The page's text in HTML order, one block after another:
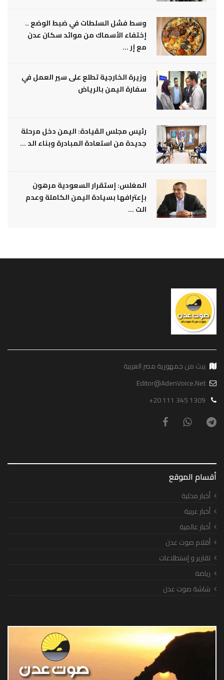
وسط فشل السلطات في ضبط الوضع ..
إختفاء الأسماك من موائد سكان عدن
مع إر ...
وزيرة الخارجية تطلع على سير العمل في
سفارة اليمن بالرياض
رئيس مجلس القيادة: اليمن دخل مرحلة
جديدة من استعادة المبادرة وبناء الد ...
المغلس: إستقرار السعودية مرهون
بإعترافها بسيادة اليمن الكاملة وعدم
الت ...
يبث من جمهورية مصر العربية
Editor@AdenVoice.Net
+20 111 345 1309
أقسام الموقع
أخبار محلية
أخبار عربية
أخبار عالمية
أقلام صوت عدن
تقارير و إستطلاعات
رياضة
شاشة صوت عدن